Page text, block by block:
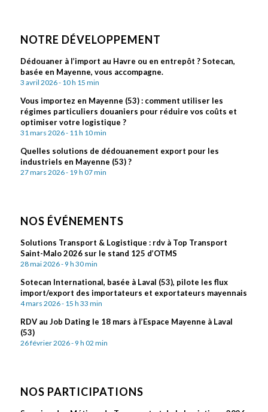
NOTRE DÉVELOPPEMENT
Dédouaner à l’import au Havre ou en entrepôt ? Sotecan,
basée en Mayenne, vous accompagne.
3 avril 2026 - 10 h 15 min
Vous importez en Mayenne (53) : comment utiliser les
régimes particuliers douaniers pour réduire vos coûts et
optimiser votre logistique ?
31 mars 2026 - 11 h 10 min
Quelles solutions de dédouanement export pour les
industriels en Mayenne (53) ?
27 mars 2026 - 19 h 07 min
NOS ÉVÉNEMENTS
Solutions Transport & Logistique : rdv à Top Transport
Saint-Malo 2026 sur le stand 125 d’OTMS
28 mai 2026 - 9 h 30 min
Sotecan International, basée à Laval (53), pilote les flux
import/export des importateurs et exportateurs mayennais
4 mars 2026 - 15 h 33 min
RDV au Job Dating le 18 mars à l’Espace Mayenne à Laval
(53)
26 février 2026 - 9 h 02 min
NOS PARTICIPATIONS